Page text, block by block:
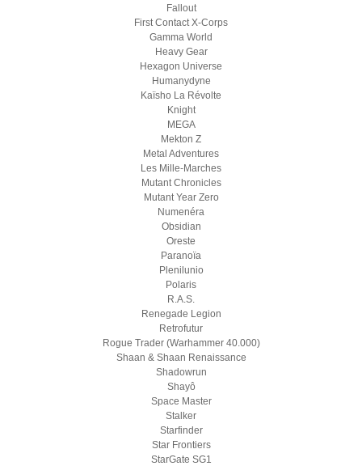
Fallout
First Contact X-Corps
Gamma World
Heavy Gear
Hexagon Universe
Humanydyne
Kaïsho La Révolte
Knight
MEGA
Mekton Z
Metal Adventures
Les Mille-Marches
Mutant Chronicles
Mutant Year Zero
Numenéra
Obsidian
Oreste
Paranoïa
Plenilunio
Polaris
R.A.S.
Renegade Legion
Retrofutur
Rogue Trader (Warhammer 40.000)
Shaan & Shaan Renaissance
Shadowrun
Shayô
Space Master
Stalker
Starfinder
Star Frontiers
StarGate SG1